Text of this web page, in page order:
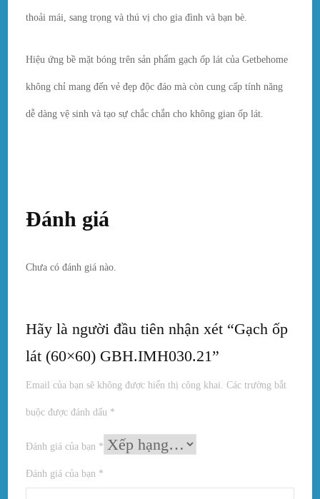
thoải mái, sang trọng và thú vị cho gia đình và bạn bè.
Hiệu ứng bề mặt bóng trên sản phẩm gạch ốp lát của Getbehome
không chỉ mang đến vẻ đẹp độc đáo mà còn cung cấp tính năng
dễ dàng vệ sinh và tạo sự chắc chắn cho không gian ốp lát.
Đánh giá
Chưa có đánh giá nào.
Hãy là người đầu tiên nhận xét “Gạch ốp
lát (60×60) GBH.IMH030.21”
Email của bạn sẽ không được hiển thị công khai. Các trường bắt
buộc được đánh dấu *
Đánh giá của bạn *
Đánh giá của bạn *